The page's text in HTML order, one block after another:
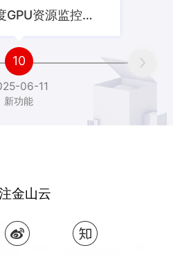
型（如DeepSeek R1/V3、

10
新增Pod维度GPU资源监控功能，支持查看任务Pod的GPU资源监控数据
06-11
新功能
金山云